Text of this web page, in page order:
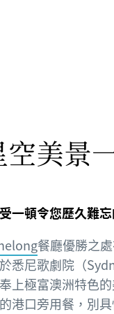
空美景
一頓令您歷久難
餐廳優勝之
悉尼歌劇院（
上極富澳洲特色
港口旁用餐，別